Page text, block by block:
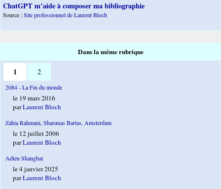
ChatGPT m’aide à composer ma bibliographie
Source :Site professionnel de Laurent Bloch
Dans la même rubrique
1 2
2084 - La Fin du monde
le 19 mars 2016
parLaurent Bloch
Zahia Rahmani, Sharunas Bartas, Amsterdam
le 12 juillet 2006
parLaurent Bloch
Adieu Shanghai
le 4 janvier 2025
parLaurent Bloch